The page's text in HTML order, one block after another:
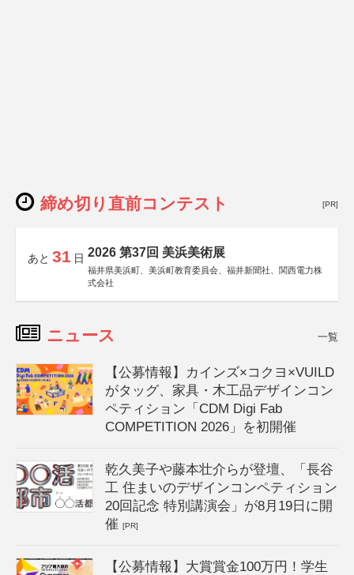
締め切り直前コンテスト [PR]
あと 31 日 2026 第37回 美浜美術展
福井県美浜町、美浜町教育委員会、福井新聞社、関西電力株
式会社
ニュース 一覧
【公募情報】カインズ×コクヨ×VUILD
がタッグ、家具・木工品デザインコン
ペティション「CDM Digi Fab
COMPETITION 2026」を初開催
乾久美子や藤本壮介らが登壇、「長谷
工 住まいのデザインコンペティション
20回記念 特別講演会」が8月19日に開
催[PR]
【公募情報】大賞賞金100万円！学生